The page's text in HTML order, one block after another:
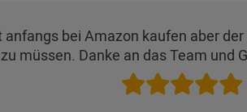
bei Amazon kaufen aber
müssen. Danke an das Team und